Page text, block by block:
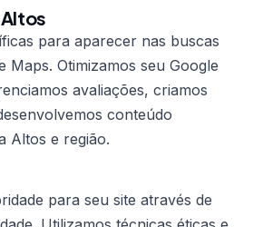
para aparecer nas buscas
Maps. Otimizamos seu Google
avaliações, criamos
conteúdo
Altos e região.
para seu site através de